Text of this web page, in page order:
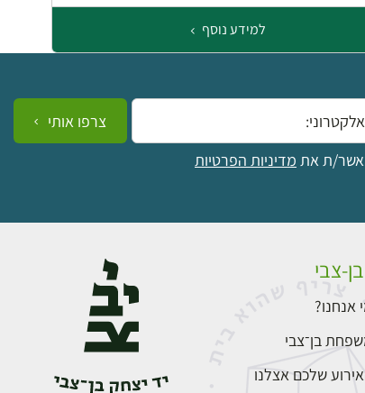
למידע נוסף
ת את מדיניות הפרטיות
צרפו אותי
צבי
אנחנו?
בן־צבי
שלכם אצלנו